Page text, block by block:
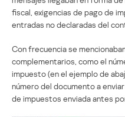
fiscal, exigencias de pago de
entradas no declaradas del
Con frecuencia se
complementarios, como el
impuesto (en el ejemplo de
número del documento a
de impuestos enviada antes